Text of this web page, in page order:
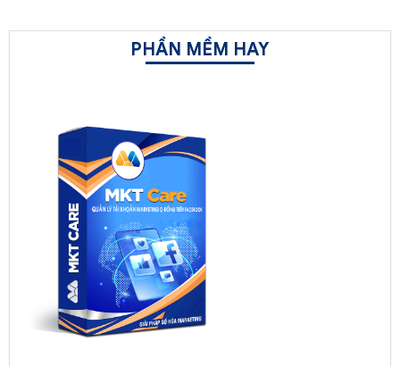
PHẦN MỀM HAY